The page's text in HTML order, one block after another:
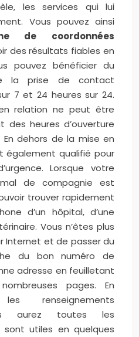
les services qui lui
Vous pouvez ainsi
de coordonnées
des résultats fiables en
pouvez bénéficier du
la prise de contact
7 et 24 heures sur 24.
relation ne peut être
heures d’ouverture
dehors de la mise en
également qualifié pour
Lorsque votre
de compagnie est
trouver rapidement
d’un hôpital, d’une
Vous n’êtes plus
Internet et de passer du
du bon numéro de
adresse en feuilletant
pages. En
renseignements
aurez toutes les
sont utiles en quelques